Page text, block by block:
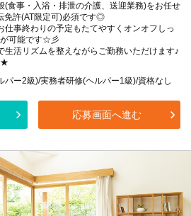
(食事・入浴・排泄の介護、送迎業務)をお任せ
免許(AT限定可)必須です◎
仕事終わりの予定もたてやすくオンオフしっ
可能です☆彡
生活リズムを整えながらご勤務いただけます♪
★
パー2級)/実務者研修(ヘルパー1級)/資格なし
応募画面へ進む